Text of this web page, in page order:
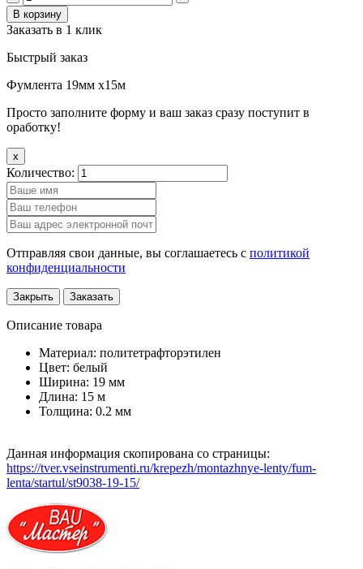
В корзину
Заказать в 1 клик
Быстрый заказ
Фумлента 19мм х15м
Просто заполните форму и ваш заказ сразу поступит в
оработку!
x
Количество:
Отправляя свои данные, вы соглашаетесь с политикой
конфиденциальности
Закрыть Заказать
Описание товара
Материал: пoлитeтpaфтopэтилeн
Цвет: белый
Ширина: 19 мм
Длина: 15 м
Толщина: 0.2 мм
Данная информация скопирована со страницы:
https://tver.vseinstrumenti.ru/krepezh/montazhnye-lenty/fum-
lenta/startul/st9038-19-15/